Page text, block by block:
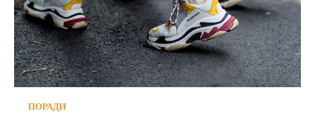
ПОРАДИ